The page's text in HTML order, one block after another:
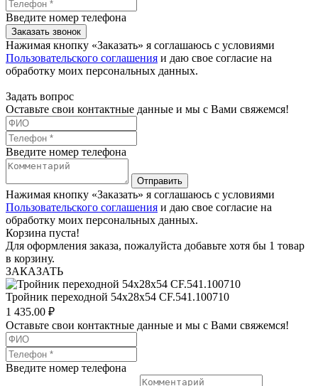
Введите номер телефона
Заказать звонок
Нажимая кнопку «Заказать» я соглашаюсь с условиями
Пользовательского соглашения и даю свое согласие на
обработку моих персональных данных.
Задать вопрос
Оставьте свои контактные данные и мы с Вами свяжемся!
Введите номер телефона
Отправить
Нажимая кнопку «Заказать» я соглашаюсь с условиями
Пользовательского соглашения и даю свое согласие на
обработку моих персональных данных.
Корзина пуста!
Для оформления заказа, пожалуйста добавьте хотя бы 1 товар
в корзину.
ЗАКАЗАТЬ
Тройник переходной 54х28х54 CF.541.100710
1 435.00 ₽
Оставьте свои контактные данные и мы с Вами свяжемся!
Введите номер телефона